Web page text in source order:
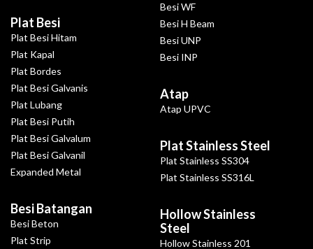
Plat Besi
Plat Besi Hitam
Plat Kapal
Plat Bordes
Plat Besi Galvanis
Plat Lubang
Plat Besi Putih
Plat Besi Galvalum
Plat Besi Galvanil
Expanded Metal
Besi Batangan
Besi Beton
Plat Strip
Besi WF
Besi H Beam
Besi UNP
Besi INP
Atap
Atap UPVC
Plat Stainless Steel
Plat Stainless SS304
Plat Stainless SS316L
Hollow Stainless
Steel
Hollow Stainless 201